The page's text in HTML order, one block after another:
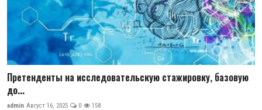
Претенденты на исследовательскую стажировку, базовую
до...
admin Август 16, 2025 0 158